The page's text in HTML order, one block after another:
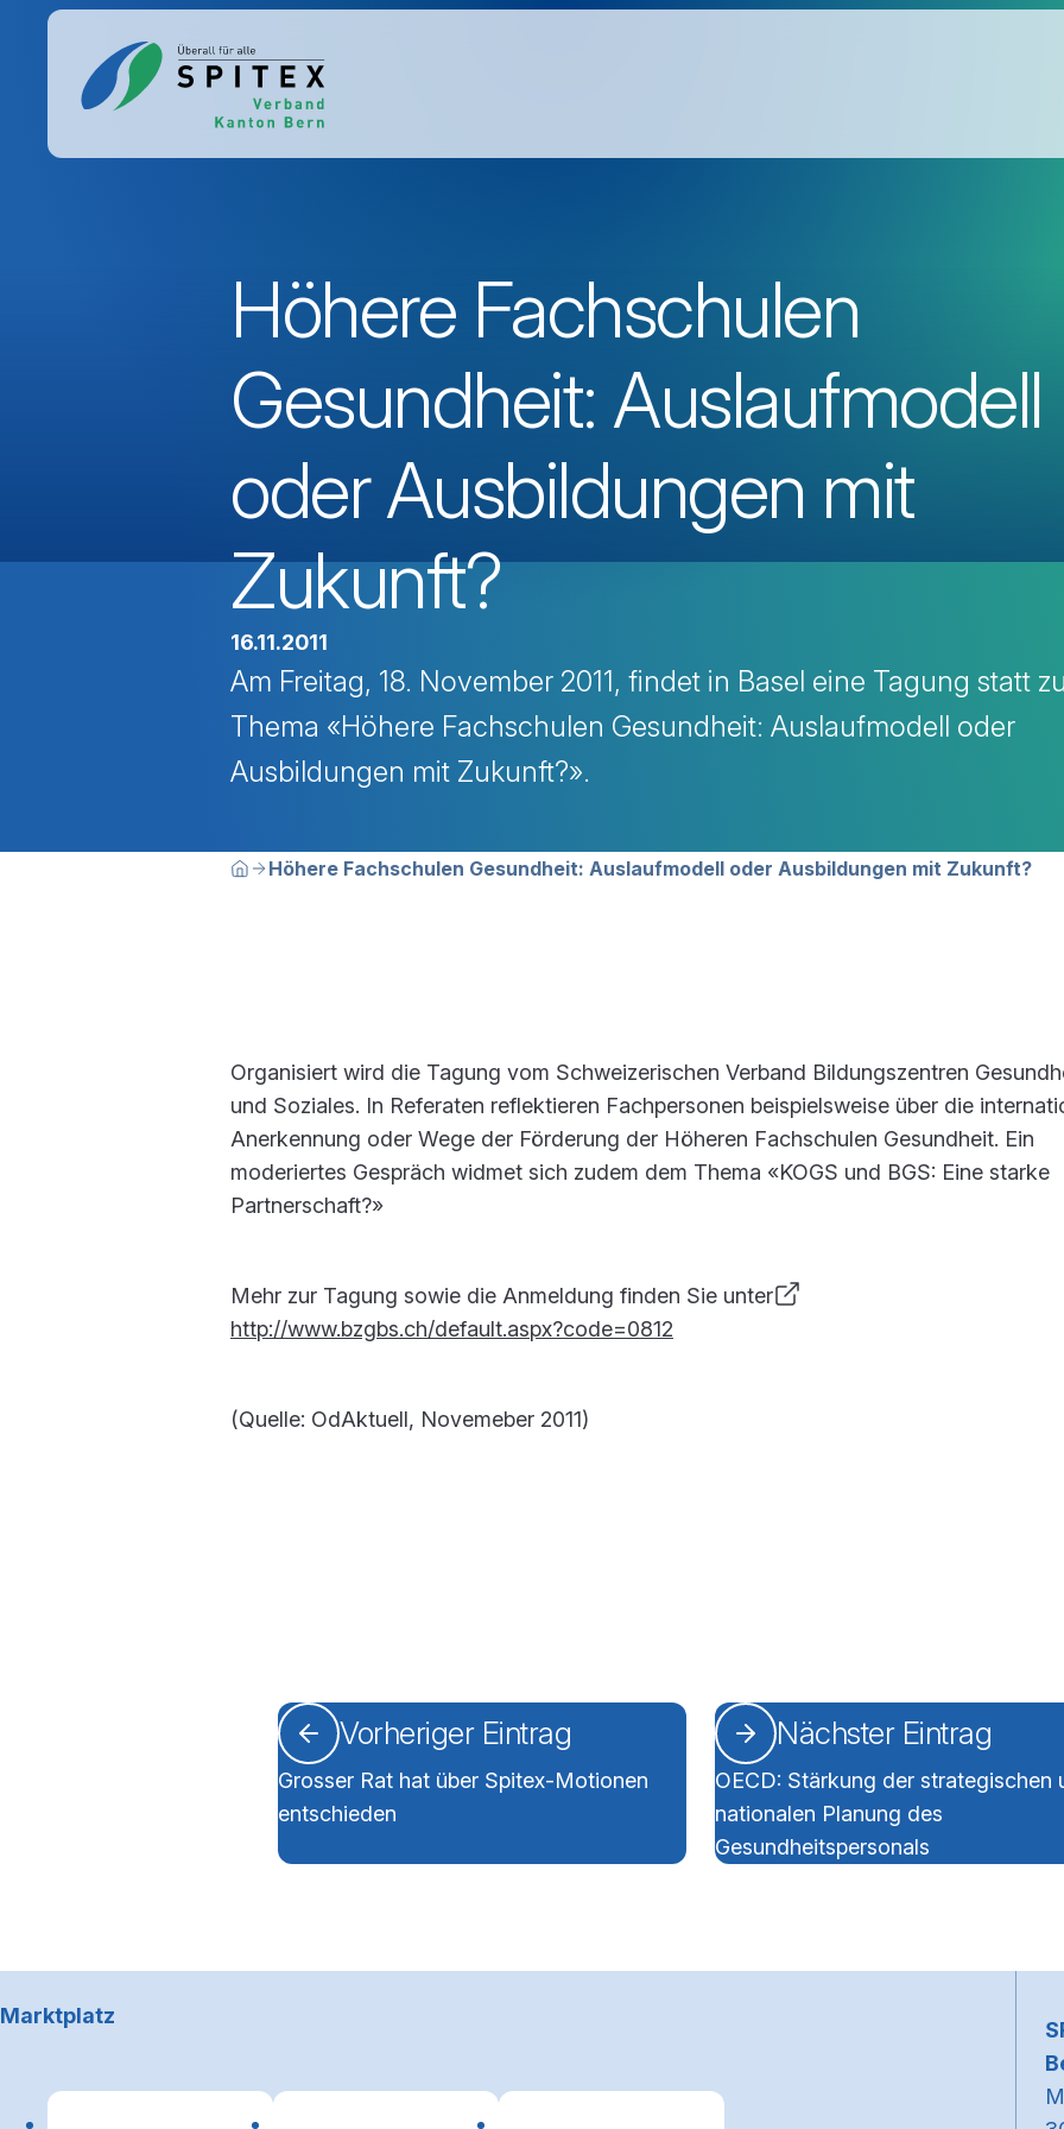
Höhere Fachschulen
Gesundheit: Auslaufmodell
oder Ausbildungen mit
Zukunft?
16.11.2011
Am Freitag, 18. November 2011, findet in Basel eine Tagung statt
Thema «Höhere Fachschulen Gesundheit: Auslaufmodell oder
Ausbildungen mit Zukunft?».
Breadcrumbnavigation
Sie befinden sich hier:
HomeHöhere Fachschulen Gesundheit: Auslaufmodell oder Ausbildungen mit Zukunft?
Organisiert wird die Tagung vom Schweizerischen Verband Bildungszentren
und Soziales. In Referaten reflektieren Fachpersonen beispielsweise über die
Anerkennung oder Wege der Förderung der Höheren Fachschulen Gesundheit. Ein
moderiertes Gespräch widmet sich zudem dem Thema «KOGS und BGS: Eine starke
Partnerschaft?»
Mehr zur Tagung sowie die Anmeldung finden Sie unter
http://www.bzgbs.ch/default.aspx?code=0812
(Quelle: OdAktuell, Novemeber 2011)
Vorheriger Eintrag
Grosser Rat hat über Spitex-Motionen
entschieden
Nächster Eintrag
OECD: Stärkung der strategischen
nationalen Planung des
Gesundheitspersonals
Marktplatz